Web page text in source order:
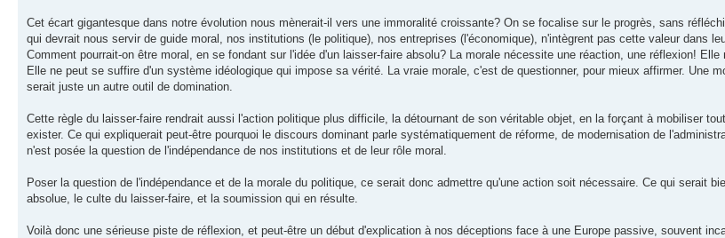
Cet écart gigantesque dans notre évolution nous mènerait-il vers une immoralité croissante? On se focalise sur le progrès, sans
qui devrait nous servir de guide moral, nos institutions (le politique), nos entreprises (l'économique), n'intègrent pas cette valeur dans
Comment pourrait-on être moral, en se fondant sur l'idée d'un laisser-faire absolu? La morale nécessite une réaction, une réflexion! Elle
Elle ne peut se suffire d'un système idéologique qui impose sa vérité. La vraie morale, c'est de questionner, pour mieux affirmer. Une
serait juste un autre outil de domination.
Cette règle du laisser-faire rendrait aussi l'action politique plus difficile, la détournant de son véritable objet, en la forçant à mobiliser
exister. Ce qui expliquerait peut-être pourquoi le discours dominant parle systématiquement de réforme, de modernisation de
n'est posée la question de l'indépendance de nos institutions et de leur rôle moral.
Poser la question de l'indépendance et de la morale du politique, ce serait donc admettre qu'une action soit nécessaire. Ce qui serait
absolue, le culte du laisser-faire, et la soumission qui en résulte.
Voilà donc une sérieuse piste de réflexion, et peut-être un début d'explication à nos déceptions face à une Europe passive, souvent